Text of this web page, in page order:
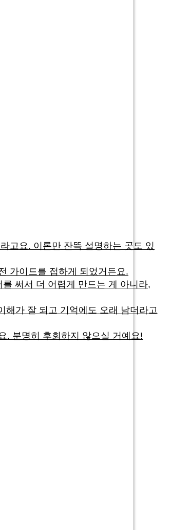
고요. 이론만 잔뜩 설명하는 곳도 있
가이드를 접하게 되었거든요.
써서 더 어렵게 만드는 게 아니라,
해가 잘 되고 기억에도 오래 남더라고
. 분명히 후회하지 않으실 거예요!